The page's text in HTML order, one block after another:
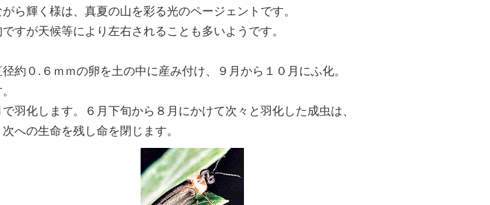
ら輝く様は、真夏の山を彩る光のページェントです。
すが天候等により左右されることも多いようです。
０.６ｍｍの卵を土の中に産み付け、９月から１０月にふ化。
化します。６月下旬から８月にかけて次々と羽化した成虫は、
への生命を残し命を閉じます。